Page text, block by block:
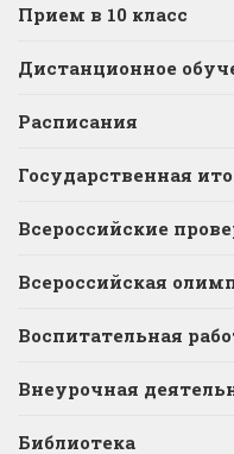
Прием в 10 класс
Дистанционное
Расписания
Государственная
Всероссийские
Всероссийская
Воспитательная
Внеурочная
Библиотека